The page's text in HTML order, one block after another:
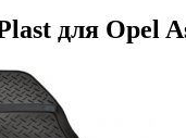
для Opel